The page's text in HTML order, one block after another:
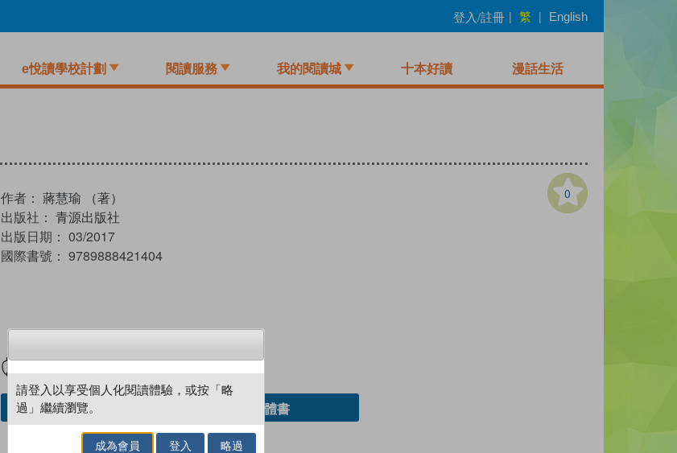
登入/註冊 | 繁 | English
e悅讀學校計劃 閱讀服務 我的閱讀城 十本好讀 漫話生活
0
作者： 蔣慧瑜 （著）
出版社： 青源出版社
出版日期： 03/2017
國際書號： 9789888421404
加入／閱讀電子書 借閱實體書
請登入以享受個人化閱讀體驗，或按「略
過」繼續瀏覽。
成為會員 登入 略過